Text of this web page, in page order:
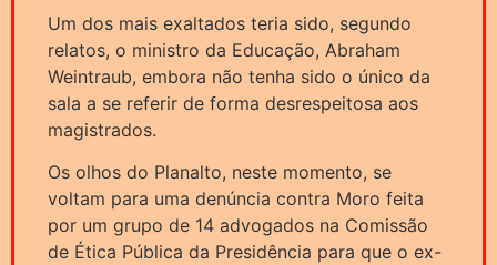
Um dos mais exaltados teria sido, segundo
relatos, o ministro da Educação, Abraham
Weintraub, embora não tenha sido o único da
sala a se referir de forma desrespeitosa aos
magistrados.
Os olhos do Planalto, neste momento, se
voltam para uma denúncia contra Moro feita
por um grupo de 14 advogados na Comissão
de Ética Pública da Presidência para que o ex-